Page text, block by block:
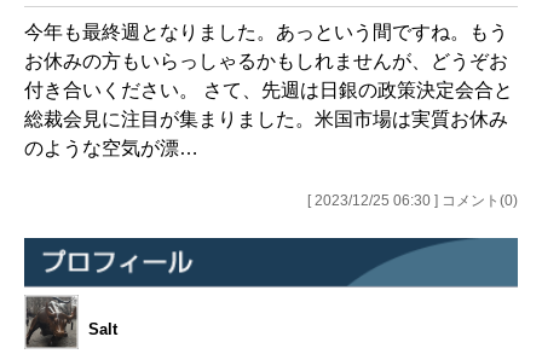
今年も最終週となりました。あっという間ですね。もう
お休みの方もいらっしゃるかもしれませんが、どうぞお
付き合いください。 さて、先週は日銀の政策決定会合と
総裁会見に注目が集まりました。米国市場は実質お休み
のような空気が漂…
[ 2023/12/25 06:30 ] コメント(0)
Salt